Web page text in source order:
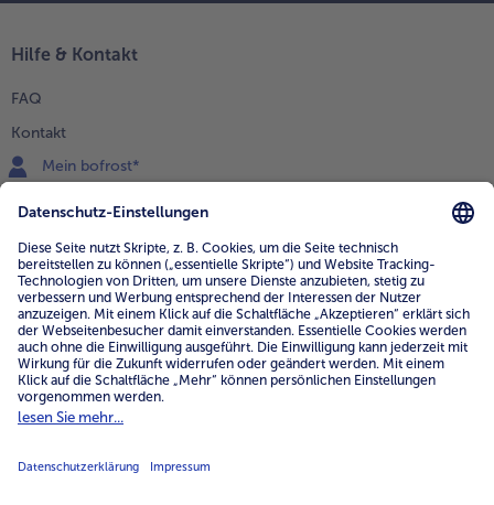
Hilfe & Kontakt
FAQ
Kontakt
Mein bofrost*
0800 - 000 19 18
Mo.-Fr.: 7-21 Uhr Sa: 8-16 Uhr
Service
Unternehmen
Über uns